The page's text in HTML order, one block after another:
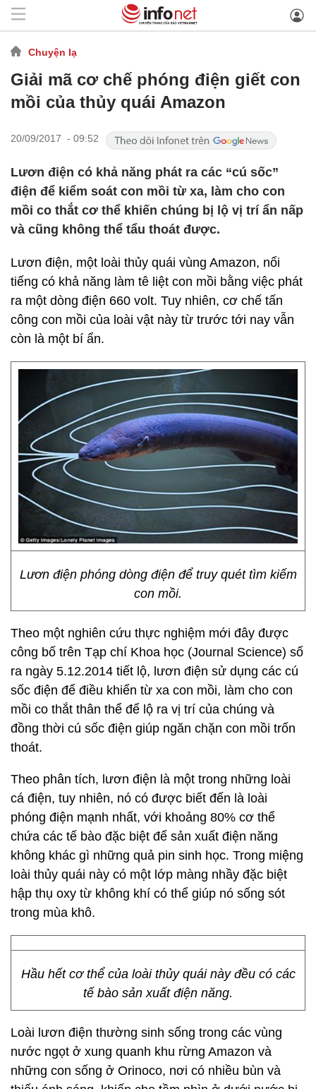
Chuyện lạ
Giải mã cơ chế phóng điện giết con
mồi của thủy quái Amazon
20/09/2017 - 09:52
Lươn điện có khả năng phát ra các “cú sốc”
điện để kiểm soát con mồi từ xa, làm cho con
mồi co thắt cơ thể khiến chúng bị lộ vị trí ẩn nấp
và cũng không thể tẩu thoát được.
Lươn điện, một loài thủy quái vùng Amazon, nổi
tiếng có khả năng làm tê liệt con mồi bằng việc phát
ra một dòng điện 660 volt. Tuy nhiên, cơ chế tấn
công con mồi của loài vật này từ trước tới nay vẫn
còn là một bí ẩn.
Lươn điện phóng dòng điện để truy quét tìm kiếm
con mồi.
Theo một nghiên cứu thực nghiệm mới đây được
công bố trên Tạp chí Khoa học (Journal Science) số
ra ngày 5.12.2014 tiết lộ, lươn điện sử dụng các cú
sốc điện để điều khiển từ xa con mồi, làm cho con
mồi co thắt thân thể để lộ ra vị trí của chúng và
đồng thời cú sốc điện giúp ngăn chặn con mồi trốn
thoát.
Theo phân tích, lươn điện là một trong những loài
cá điện, tuy nhiên, nó có được biết đến là loài
phóng điện mạnh nhất, với khoảng 80% cơ thể
chứa các tế bào đặc biệt để sản xuất điện năng
không khác gì những quả pin sinh học. Trong miệng
loài thủy quái này có một lớp màng nhầy đặc biệt
hập thụ oxy từ không khí có thể giúp nó sống sót
trong mùa khô.
Hầu hết cơ thể của loài thủy quái này đều có các
tế bào sản xuất điện năng.
Loài lươn điện thường sinh sống trong các vùng
nước ngọt ở xung quanh khu rừng Amazon và
những con sống ở Orinoco, nơi có nhiều bùn và